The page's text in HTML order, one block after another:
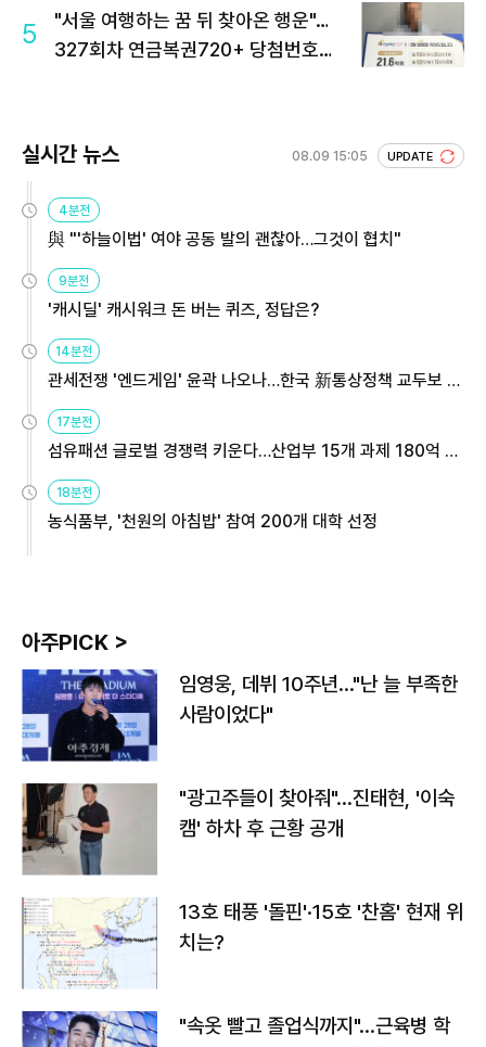
5
"서울 여행하는 꿈 뒤 찾아온 행운"…
327회차 연금복권720+ 당첨번호조
실시간 뉴스 08.09 15:05 UPDATE
4분전
與 "'하늘이법' 여야 공동 발의 괜찮아…그것이 협치"
9분전
'캐시딜' 캐시워크 돈 버는 퀴즈, 정답은?
14분전
관세전쟁 '엔드게임' 윤곽 나오나…한국 新통상정책 교두보 활
17분전
섬유패션 글로벌 경쟁력 키운다…산업부 15개 과제 180억 지
18분전
농식품부, '천원의 아침밥' 참여 200개 대학 선정
아주PICK >
임영웅, 데뷔 10주년…"난 늘 부족한
사람이었다"
"광고주들이 찾아줘"…진태현, '이숙
캠' 하차 후 근황 공개
13호 태풍 '돌핀'·15호 '찬홈' 현재 위
치는?
"속옷 빨고 졸업식까지"…근육병 학